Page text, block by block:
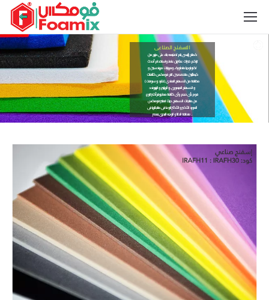
الاسفنج الصناعى
كمنتج رئيسى يتم تصنيعه بناء على مزيج من
تراكم خبرات عشرين عاما, واستخدام أحدث
تكنولوجيا متطورة , ومهارات مهندسين و
كيمائيين متخصصين. تنتج فومكس كثافات
مختلفة من الاسفنج العادى (هارد و سوفت)
و الاسفنج الميمورى, و الهايبر, و الريبوندد
فوم بأى حجم وأى كثافة مما يوفر أكبر تنوع
من منتجات الاسفنج. حيث تعتبر فومكس
المورد الأكبر و الأكثر تنوعا فى منتجاتها فى
منطقة الدلتا و الوجه البحرى بمصر ..